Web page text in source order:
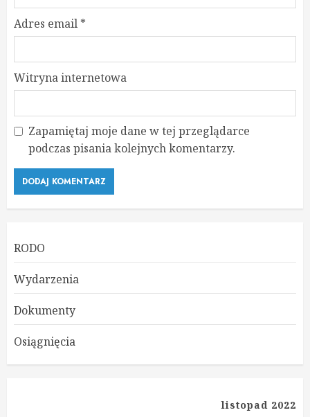
Adres email *
Witryna internetowa
Zapamiętaj moje dane w tej przeglądarce
podczas pisania kolejnych komentarzy.
RODO
Wydarzenia
Dokumenty
Osiągnięcia
listopad 2022